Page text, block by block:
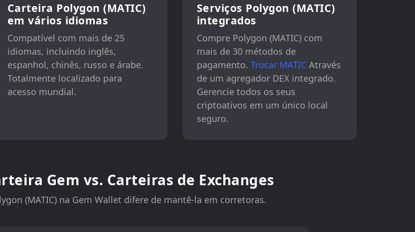
Carteira Polygon (MATIC)
em vários idiomas
Compatível com mais de 25
idiomas, incluindo inglês,
espanhol, chinês, russo e árabe.
Totalmente localizado para
acesso mundial.
Serviços Polygon (MATIC)
integrados
Compre Polygon (MATIC) com
mais de 30 métodos de
pagamento. Trocar MATICAtravés
de um agregador DEX integrado.
Gerencie todos os seus
criptoativos em um único local
seguro.
Gem vs. Carteiras de Exchanges
(MATIC) na Gem Wallet difere de mantê-la em corretoras.